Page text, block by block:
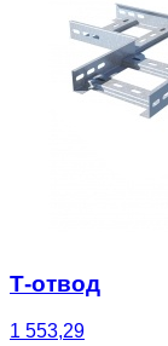
Т-отвод
1 553,29